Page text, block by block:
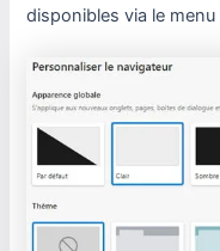
disponibles via le menu